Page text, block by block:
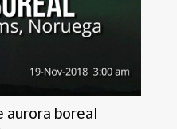
aurora boreal